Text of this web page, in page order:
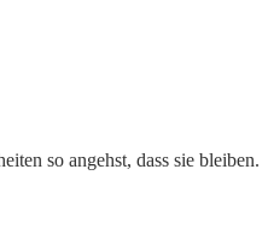
so angehst, dass sie bleiben.